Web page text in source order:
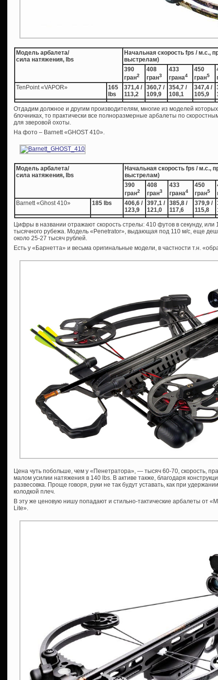
Модель арбалета/
сила натяжения, lbs
Начальная скорость fps / м.с.,
выстрелам)
390
гран2
408
гран3
433
грана4
450
гран5
TenPoint «VAPOR»
165
lbs
371,4 /
113,2
360,7 /
109,9
354,7 /
108,1
347,4 /
105,9
Отдадим должное и другим производителям, многие из моделей
блочниках, то практически все полноразмерные арбалеты по
для зверовой охоты.
На фото – Barnett «GHOST 410».
Модель арбалета/
сила натяжения, lbs
Начальная скорость fps / м.с.,
выстрелам)
390
гран2
408
гран3
433
грана4
450
гран5
Barnett «Ghost 410»
185 lbs
406,6 /
123,9
397,1 /
121,0
385,8 /
117,6
379,9 /
115,8
Цифры в названии отражают скорость стрелы: 410 футов в секунду,
тысячного рубежа. Модель «Penetrator», выдающая под 110 м/с, еще
около 25-27 тысяч рублей.
Есть у «Барнетта» и весьма оригинальные модели, в частности т.н.
Цена чуть побольше, чем у «Пенетратора», — тысяч 60-70, скорость,
малом усилии натяжения в 140 lbs. В активе также, благодаря
развесовка. Проще говоря, руки не так будут уставать, как при
колодкой плеч.
В эту же ценовую нишу попадают и стильно-тактические арбалеты от
Lite».